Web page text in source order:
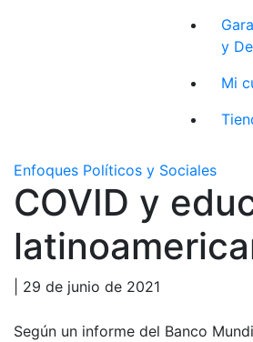
y
Mi
Enfoques Políticos y Sociales
COVID y
| 29 de junio de 2021
Según un informe del Banco